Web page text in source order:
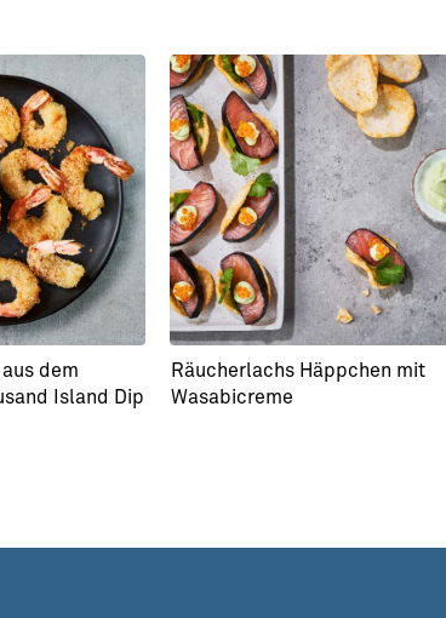
dem
Island Dip
Räucherlachs Häppchen mit
Wasabicreme